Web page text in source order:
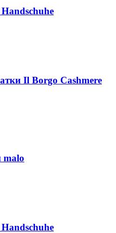
Il Borgo Cashmere
malo